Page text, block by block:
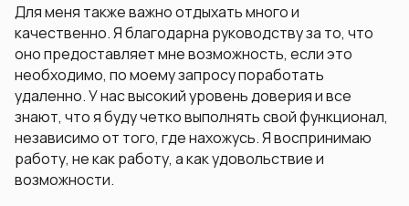
Для меня также важно отдыхать много и
качественно. Я благодарна руководству за то, что
оно предоставляет мне возможность, если это
необходимо, по моему запросу поработать
удаленно. У нас высокий уровень доверия и все
знают, что я буду четко выполнять свой функционал,
независимо от того, где нахожусь. Я воспринимаю
работу, не как работу, а как удовольствие и
возможности.